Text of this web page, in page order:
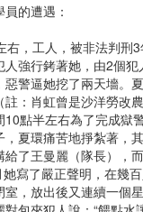
的遭遇：
右，工人，被非法判刑
人強行銬著她，由2個
警逼她挖了兩天墻。
：肖虹曾是沙洋勞改
點半左右為了完成獄
，夏環痛苦地掙紮著，
給了王曼麗（隊長），
寫了嚴正聲明，在幾
室，放出後又連續一個